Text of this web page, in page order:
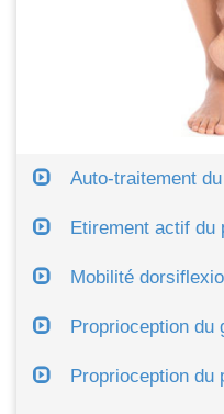
Auto-traitement
Etirement actif du
Mobilité
Proprioception du
Proprioception du